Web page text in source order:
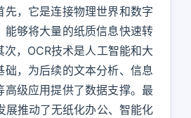
先，它是连接物理世界和数字
能够将大量的纸质信息快速转
，OCR技术是人工智能和大
础，为后续的文本分析、信息
高级应用提供了数据支撑。最
展推动了无纸化办公、智能化